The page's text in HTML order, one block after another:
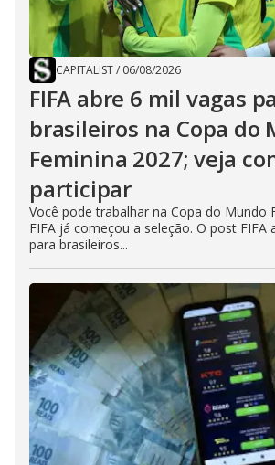
CAPITALIST/ 06/08/2026
FIFA abre 6 mil vagas
brasileiros na Copa do
Feminina 2027; veja
participar
Você pode trabalhar na Copa do Mundo
FIFA já começou a seleção. O post FIFA
para brasileiros...